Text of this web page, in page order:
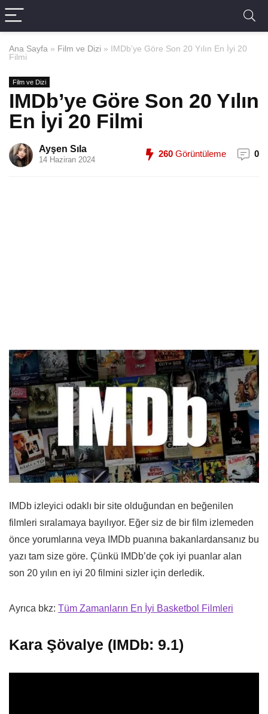
Ana Sayfa » Film ve Dizi » IMDb’ye Göre Son 20 Yılın En İyi 20
Filmi
Film ve Dizi
IMDb’ye Göre Son 20 Yılın
En İyi 20 Filmi
Ayşen Sıla
14 Haziran 2024
260 Görüntüleme 0
IMDb izleyici odaklı bir site olduğundan en beğenilen
filmleri sıralamaya bayılıyor. Eğer siz de bir film izlemeden
önce yorumlarına veya IMDb puanına bakanlardansanız bu
yazı tam size göre. Çünkü IMDb’de çok iyi puanlar alan
son 20 yılın en iyi 20 filmini sizler için derledik.
Ayrıca bkz: Tüm Zamanların En İyi Basketbol Filmleri
Kara Şövalye (IMDb: 9.1)